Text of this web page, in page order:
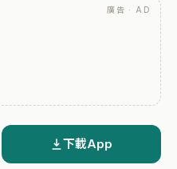
廣告 · AD
下載App